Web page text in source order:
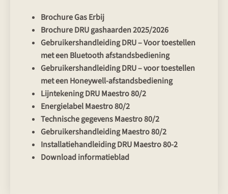
Brochure Gas Erbij
Brochure DRU gashaarden 2025/2026
Gebruikershandleiding DRU – Voor toestellen
met een Bluetooth afstandsbediening
Gebruikershandleiding DRU – voor toestellen
met een Honeywell-afstandsbediening
Lijntekening DRU Maestro 80/2
Energielabel Maestro 80/2
Technische gegevens Maestro 80/2
Gebruikershandleiding Maestro 80/2
Installatiehandleiding DRU Maestro 80-2
Download informatieblad